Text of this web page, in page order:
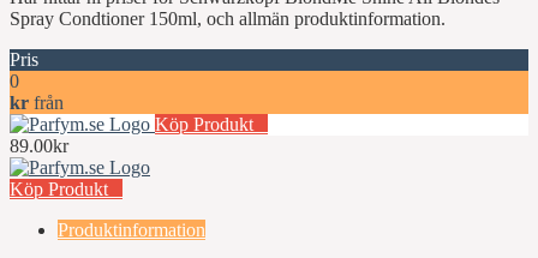
Spray Condtioner 150ml, och allmän produktinformation.
Pris
0
kr från
Köp Produkt
89.00kr
Köp Produkt
Produktinformation